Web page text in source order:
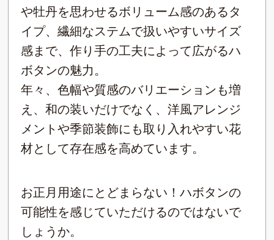
や牡丹を思わせるボリューム感のあるタ
イプ、繊細なステムで扱いやすいサイズ
感まで、作り手の工夫によって広がるハ
ボタンの魅力。
年々、色幅や質感のバリエーションも増
え、和の装いだけでなく、洋風アレンジ
メントや季節装飾にも取り入れやすい花
材として存在感を高めています。
お正月用途にとどまらない！ハボタンの
可能性を感じていただけるのではないで
しょうか。